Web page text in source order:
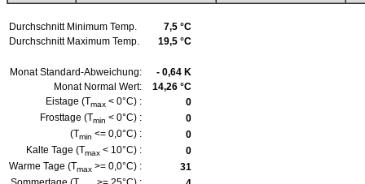
Durchschnitt Minimum Temp.
7,5 °C
Durchschnitt Maximum Temp.
19,5 °C
Monat Standard-Abweichung:
- 0,64 K
Monat Normal Wert:
14,26 °C
Eistage (Tmax < 0°C) :
0
Frosttage (Tmin < 0°C) :
0
(Tmin <= 0,0°C) :
0
Kalte Tage (Tmax < 10°C) :
0
Warme Tage (Tmax >= 0,0°C) :
31